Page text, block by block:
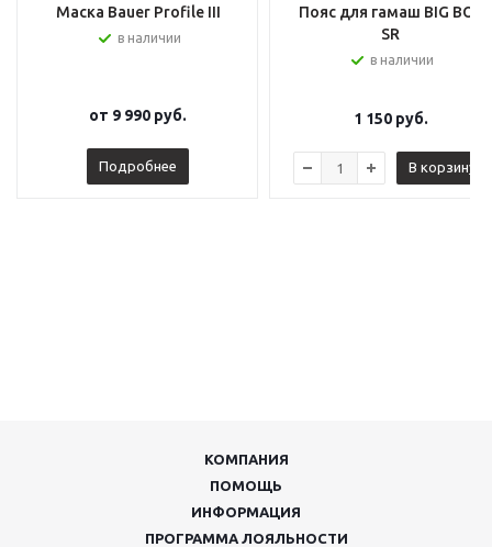
Маска Bauer Profile III
в наличии
от 9 990 руб.
Подробнее
Пояс для гамаш BIG BOY
SR
в наличии
1 150руб.
В корзину
КОМПАНИЯ
ПОМОЩЬ
ИНФОРМАЦИЯ
ПРОГРАММА ЛОЯЛЬНОСТИ